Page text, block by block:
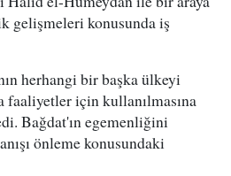
gelişmeleri konusunda iş
herhangi bir başka ülkeyi
faaliyetler için kullanılmasına
Bağdat'ın egemenliğini
önleme konusundaki